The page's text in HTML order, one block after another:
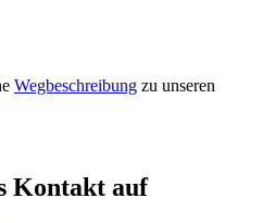
Wegbeschreibung zu unseren
Kontakt auf